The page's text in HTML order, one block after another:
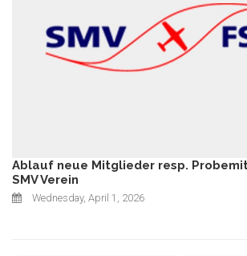
Ablauf neue Mitglieder resp.
SMV Verein
Wednesday, April 1, 2026